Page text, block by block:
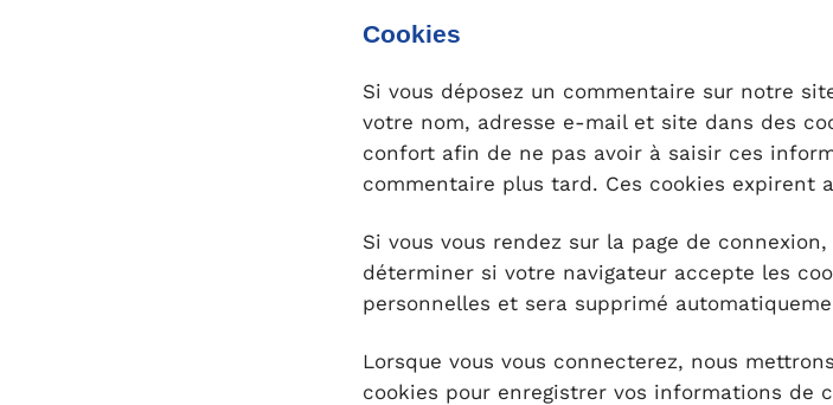
Cookies
Si vous déposez un commentaire sur notre
votre nom, adresse e-mail et site dans des
confort afin de ne pas avoir à saisir ces
commentaire plus tard. Ces cookies expirent
Si vous vous rendez sur la page de
déterminer si votre navigateur accepte les
personnelles et sera supprimé
Lorsque vous vous connecterez, nous
cookies pour enregistrer vos informations de